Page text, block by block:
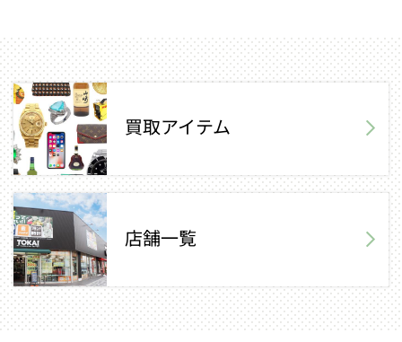
買取アイテム
店舗一覧